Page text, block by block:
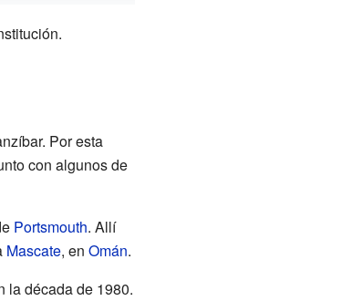
Por esta
con algunos de
Portsmouth. Allí
Mascate, en Omán.
la década de 1980.